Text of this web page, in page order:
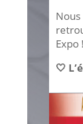
Expo !
🤍